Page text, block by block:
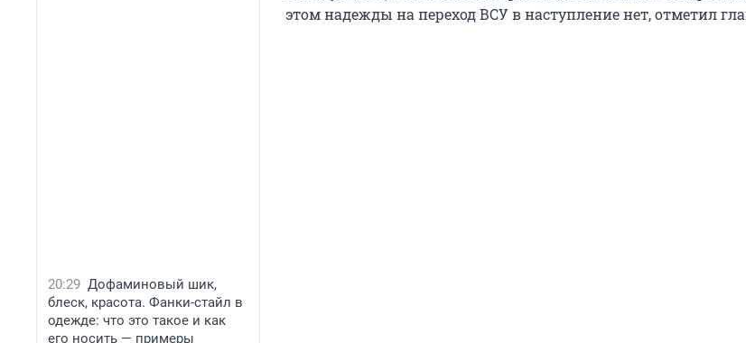
20:29 Дофаминовый шик,
блеск, красота. Фанки-стайл в
одежде: что это такое и как
его носить — примеры
этом надежды на переход ВСУ в наступление нет, отметил